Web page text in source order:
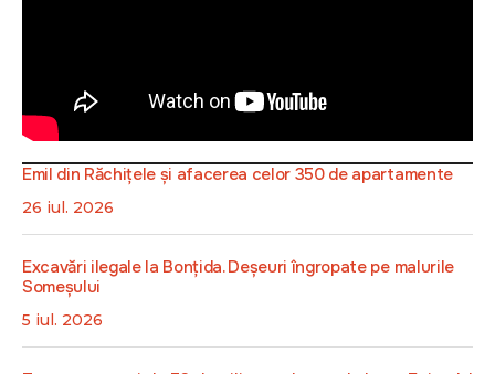
Emil din Răchițele și afacerea celor 350 de apartamente
26 iul. 2026
Excavări ilegale la Bonțida. Deșeuri îngropate pe malurile
Someșului
5 iul. 2026